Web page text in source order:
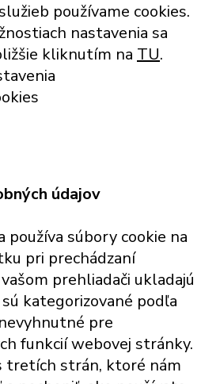
používame cookies.
nastavenia sa
kliknutím na TU.
údajov
súbory cookie na
pri prechádzaní
prehliadači ukladajú
kategorizované podľa
pre
funkcií webovej stránky.
tretích strán, ktoré nám